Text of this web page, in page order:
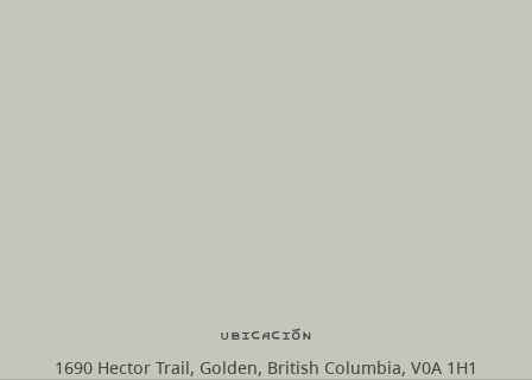
Ubicación
1690 Hector Trail, Golden, British Columbia, V0A 1H1